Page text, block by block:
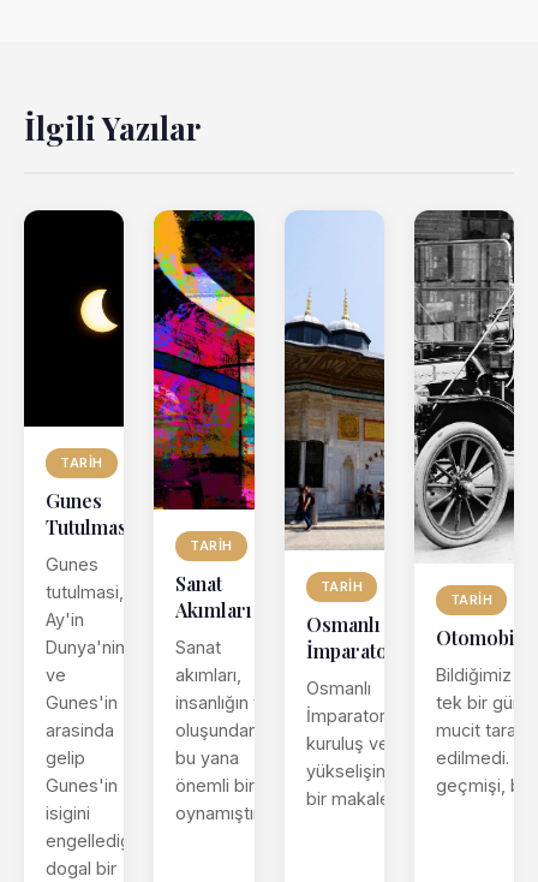
İlgili Yazılar
TARIH
Gunes
Tutulmasi
Gunes
tutulmasi,
Ay'in
Dunya'nin
ve
Gunes'in
arasinda
gelip
Gunes'in
isigini
engelledigi
dogal bir
TARIH
Sanat
Akımları
Sanat
akımları,
insanlığın var
oluşundan
bu yana
önemli bir rol
oynamıştır.
TARIH
Osmanlı
İmparatorluğu
Osmanlı
İmparatorluğu'nun
kuruluş ve
yükselişini anlatan
bir makale
TARIH
Otomobil
Bildiğimiz
tek bir
mucit
edilmedi.
geçmişi, b...